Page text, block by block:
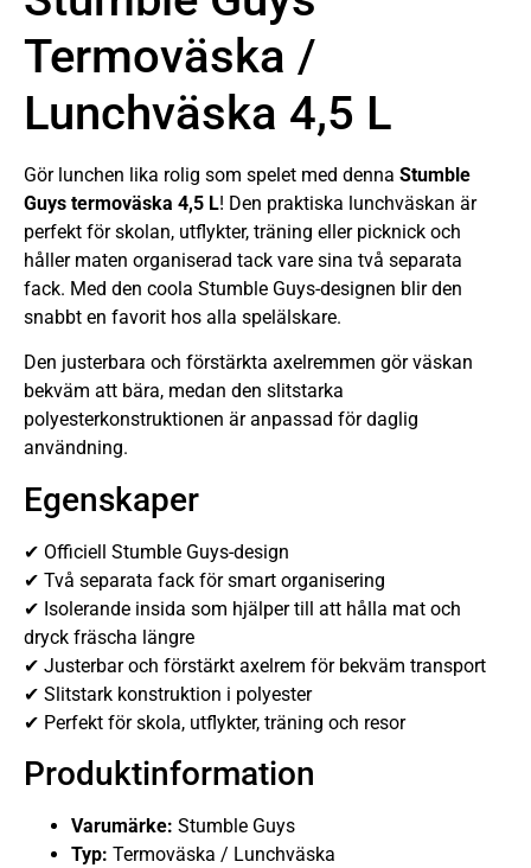
Termoväska /
Lunchväska 4,5 L
Gör lunchen lika rolig som spelet med denna Stumble
Guys termoväska 4,5 L! Den praktiska lunchväskan är
perfekt för skolan, utflykter, träning eller picknick och
håller maten organiserad tack vare sina två separata
fack. Med den coola Stumble Guys-designen blir den
snabbt en favorit hos alla spelälskare.
Den justerbara och förstärkta axelremmen gör väskan
bekväm att bära, medan den slitstarka
polyesterkonstruktionen är anpassad för daglig
användning.
Egenskaper
✔ Officiell Stumble Guys-design
✔ Två separata fack för smart organisering
✔ Isolerande insida som hjälper till att hålla mat och
dryck fräscha längre
✔ Justerbar och förstärkt axelrem för bekväm transport
✔ Slitstark konstruktion i polyester
✔ Perfekt för skola, utflykter, träning och resor
Produktinformation
Varumärke: Stumble Guys
Typ: Termoväska / Lunchväska